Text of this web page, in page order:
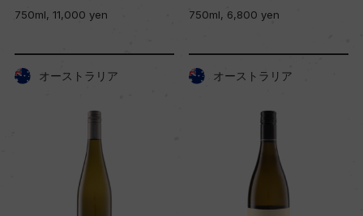
750ml, 11,000 yen
750ml, 6,800 yen
オーストラリア オーストラリア